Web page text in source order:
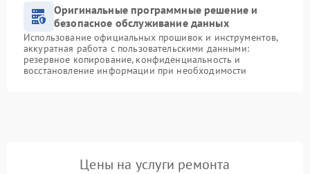
Оригинальные программные решение и
безопасное обслуживание данных
Использование официальных прошивок и инструментов,
аккуратная работа с пользовательскими данными:
резервное копирование, конфиденциальность и
восстановление информации при необходимости
Цены на услуги ремонта